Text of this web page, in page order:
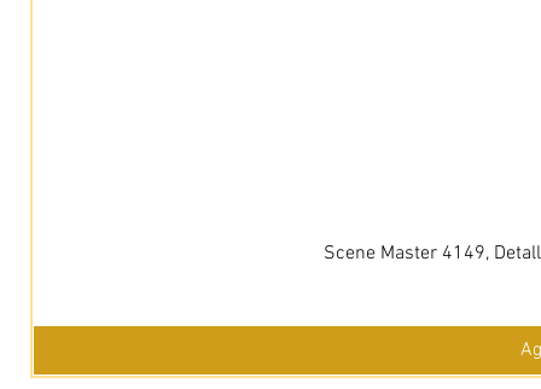
Scene Master 4149,